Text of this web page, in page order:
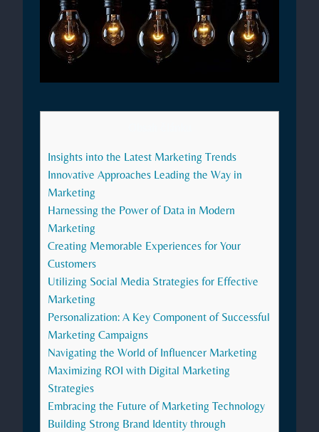
Insights into ‌the Latest ⁤Marketing ‌Trends
Innovative Approaches Leading the Way in
Marketing
Harnessing the Power⁣ of Data in Modern
Marketing
Creating Memorable Experiences⁢ for ‍Your⁢
Customers
Utilizing Social Media Strategies for Effective
Marketing
Personalization: A Key Component of Successful
Marketing Campaigns
Navigating the World of Influencer Marketing
Maximizing ROI with Digital Marketing
⁤Strategies
Embracing the Future of Marketing ⁣Technology
Building Strong ‍Brand Identity through